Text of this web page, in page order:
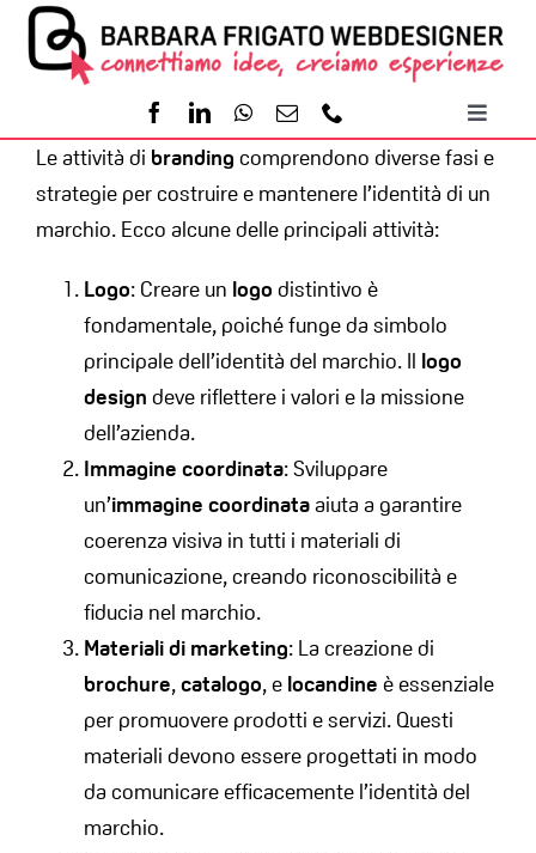
Salta
contenuto
Portfolio
Contatti
Le attività di branding comprendono diverse fasi e
strategie per costruire e mantenere l’identità di un
marchio. Ecco alcune delle principali attività:
Logo: Creare un logo distintivo è
fondamentale, poiché funge da simbolo
principale dell’identità del marchio. Il logo
design deve riflettere i valori e la missione
dell’azienda.
Immagine coordinata: Sviluppare
un’immagine coordinataaiuta a garantire
coerenza visiva in tutti i materiali di
comunicazione, creando riconoscibilità e
fiducia nel marchio.
Materiali di marketing: La creazione di
brochure,catalogo, e locandine è essenziale
per promuovere prodotti e servizi. Questi
materiali devono essere progettati in modo
da comunicare efficacemente l’identità del
marchio.